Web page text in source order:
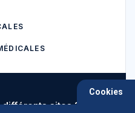
sites ?
Cookies